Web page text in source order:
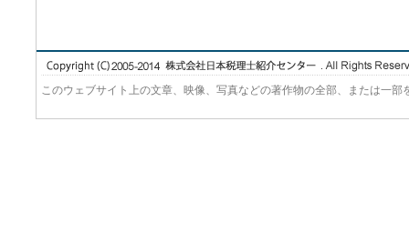
このウェブサイト上の文章、映像、写真などの著作物の全部、または一